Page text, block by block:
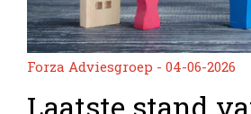
Forza Adviesgroep - 04-06-2026